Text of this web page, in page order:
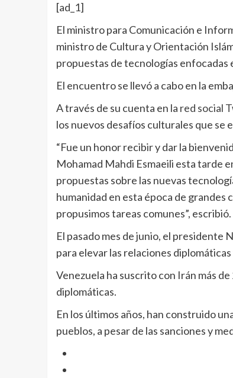
[ad_1]
El ministro para Comunicación e
ministro de Cultura y Orientación
propuestas de tecnologías enfocadas
El encuentro se llevó a cabo en la
A través de su cuenta en la red social
los nuevos desafíos culturales que se
“Fue un honor recibir y dar la
Mohamad Mahdi Esmaeili esta tarde
propuestas sobre las nuevas
humanidad en esta época de grandes
propusimos tareas comunes”, escribió.
El pasado mes de junio, el presidente
para elevar las relaciones
Venezuela ha suscrito con Irán más
diplomáticas.
En los últimos años, han construido
pueblos, a pesar de las sanciones y